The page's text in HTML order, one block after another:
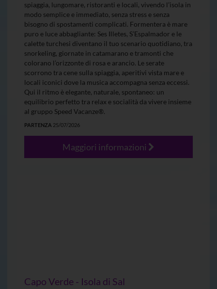
spiaggia, lungomare, ristoranti e locali, vivendo l’isola in
modo semplice e immediato, senza stress e senza
bisogno di spostamenti complicati. Formentera è mare
puro e luce abbagliante: Ses Illetes, S’Espalmador e le
calette turchesi diventano il tuo scenario quotidiano, tra
snorkeling, giornate in catamarano e tramonti che
colorano l’orizzonte di rosa e arancio. Le serate
scorrono tra cene sulla spiaggia, aperitivi vista mare e
locali iconici dove la musica accompagna senza eccessi.
Qui il ritmo è elegante, naturale, spontaneo: un
equilibrio perfetto tra relax e socialità da vivere insieme
al gruppo Speed Vacanze®.
PARTENZA 25/07/2026
Maggiori informazioni
Capo Verde - Isola di Sal